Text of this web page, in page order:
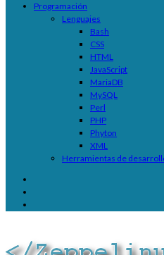
Programación
Lenguajes
Bash
CSS
HTML
JavaScript
MariaDB
MySQL
Perl
PHP
Phyton
XML
Herramientas de